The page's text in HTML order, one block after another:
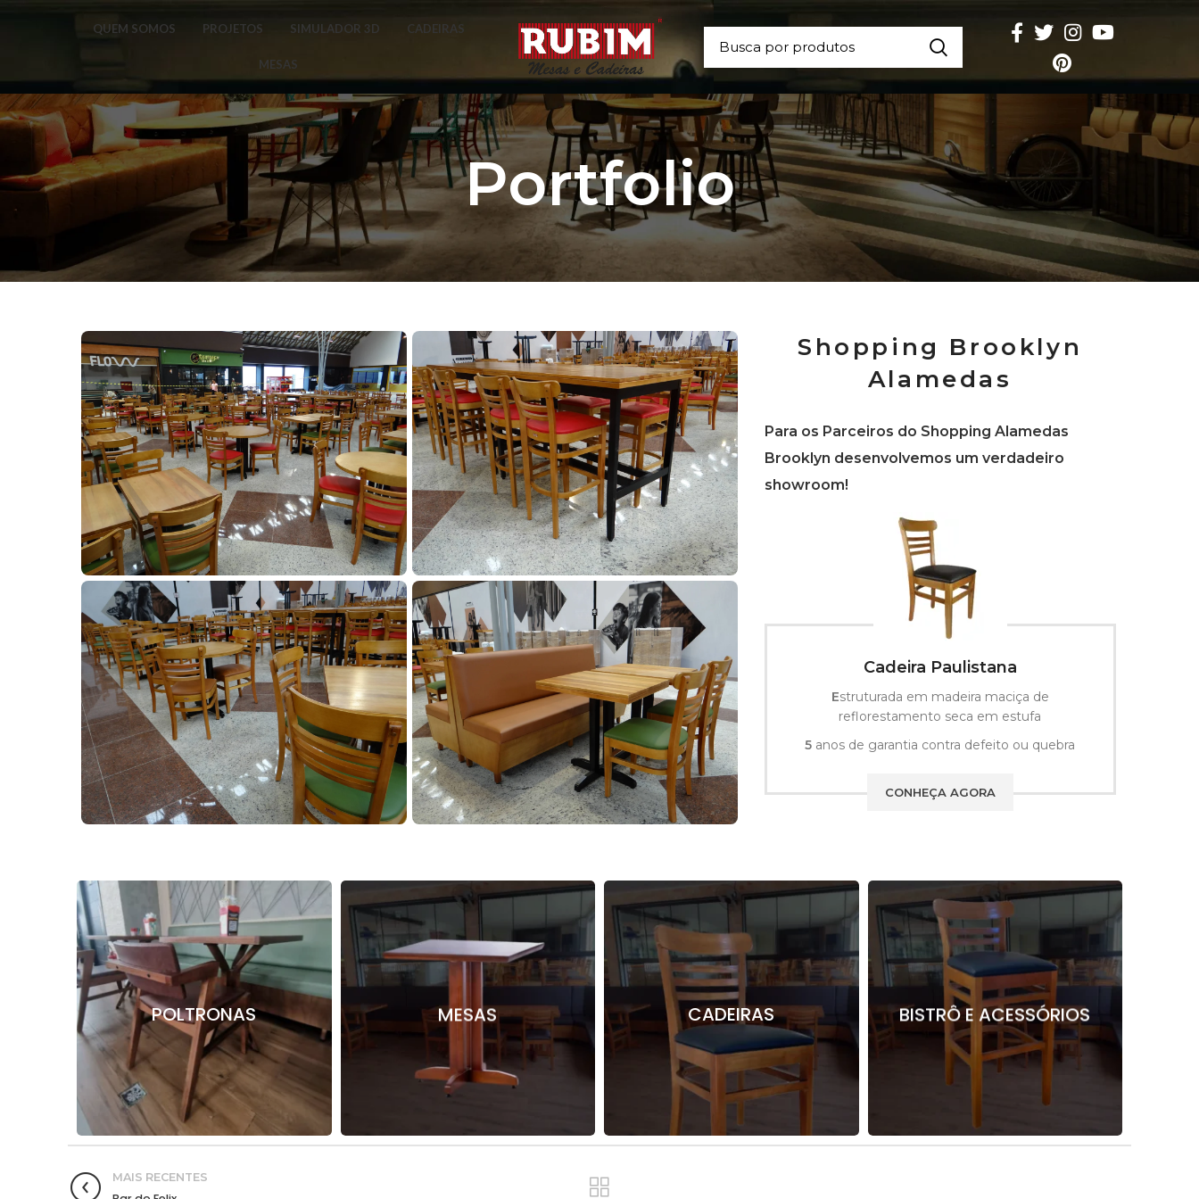
QUEM SOMOS PROJETOS SIMULADOR 3D CADEIRAS
MESAS
Portfolio
Shopping Brooklyn
Alamedas
Para os Parceiros do Shopping Alamedas
Brooklyn desenvolvemos um verdadeiro
showroom!
Cadeira Paulistana
Estruturada em madeira maciça de
reflorestamento seca em estufa
5 anos de garantia contra defeito ou quebra
CONHEÇA AGORA
POLTRONAS MESAS CADEIRAS BISTRÔ E ACESSÓRIOS
MAIS RECENTES